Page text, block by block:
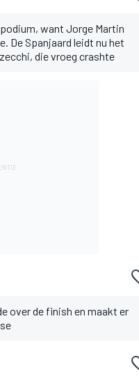
want Jorge Martin
De Spanjaard leidt nu het
die vroeg crashte
over de finish en maakt er